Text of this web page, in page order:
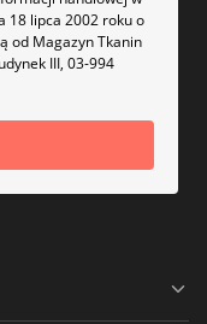
18 lipca 2002 roku o
od Magazyn Tkanin
III, 03-994